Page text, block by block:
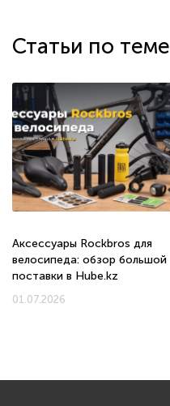
Статьи по теме
Аксессуары Rockbros для
велосипеда: обзор большой
поставки в Hube.kz
01.07.2026